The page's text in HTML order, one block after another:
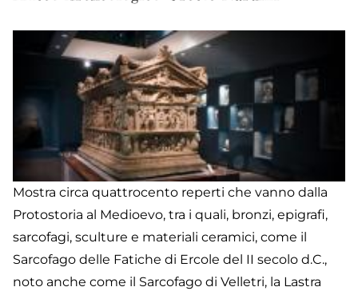
Mostra circa quattrocento reperti che vanno dalla
Protostoria al Medioevo, tra i quali, bronzi, epigrafi,
sarcofagi, sculture e materiali ceramici, come il
Sarcofago delle Fatiche di Ercole del II secolo d.C.,
noto anche come il Sarcofago di Velletri, la Lastra